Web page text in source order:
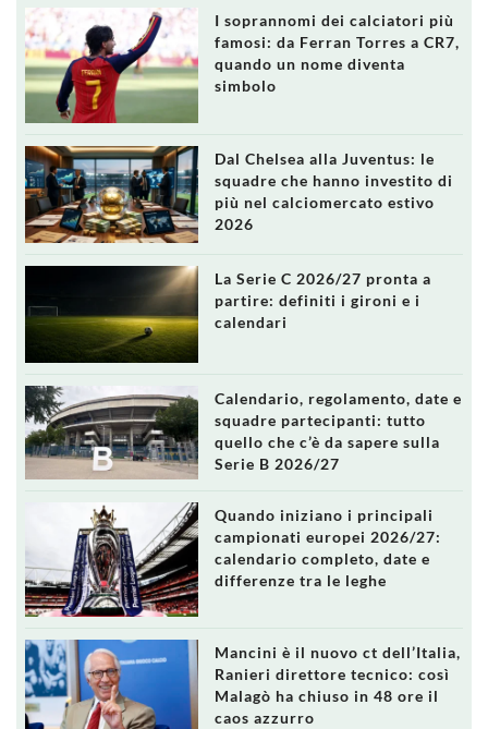
I soprannomi dei calciatori più
famosi: da Ferran Torres a CR7,
quando un nome diventa
simbolo
Dal Chelsea alla Juventus: le
squadre che hanno investito di
più nel calciomercato estivo
2026
La Serie C 2026/27 pronta a
partire: definiti i gironi e i
calendari
Calendario, regolamento, date e
squadre partecipanti: tutto
quello che c’è da sapere sulla
Serie B 2026/27
Quando iniziano i principali
campionati europei 2026/27:
calendario completo, date e
differenze tra le leghe
Mancini è il nuovo ct dell’Italia,
Ranieri direttore tecnico: così
Malagò ha chiuso in 48 ore il
caos azzurro